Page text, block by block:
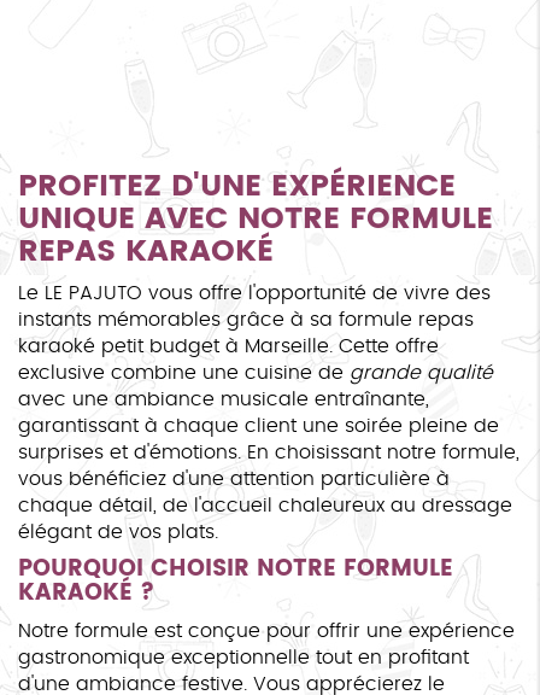
PROFITEZ D'UNE EXPÉRIENCE
UNIQUE AVEC NOTRE FORMULE
REPAS KARAOKÉ
Le LE PAJUTO vous offre l'opportunité de vivre des
instants mémorables grâce à sa formule repas
karaoké petit budget à Marseille. Cette offre
exclusive combine une cuisine de grande qualité
avec une ambiance musicale entraînante,
garantissant à chaque client une soirée pleine de
surprises et d'émotions. En choisissant notre formule,
vous bénéficiez d'une attention particulière à
chaque détail, de l'accueil chaleureux au dressage
élégant de vos plats.
POURQUOI CHOISIR NOTRE FORMULE
KARAOKÉ ?
Notre formule est conçue pour offrir une expérience
gastronomique exceptionnelle tout en profitant
d'une ambiance festive. Vous apprécierez le